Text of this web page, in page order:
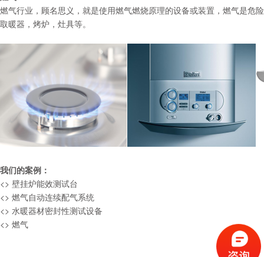
燃气行业，顾名思义，就是使用燃气燃烧原理的设备或装置，燃气是危
取暖器，烤炉，灶具等。
我们的案例：
<> 壁挂炉能效测试台
<> 燃气自动连续配气系统
<> 水暖器材密封性测试设备
<> 燃气